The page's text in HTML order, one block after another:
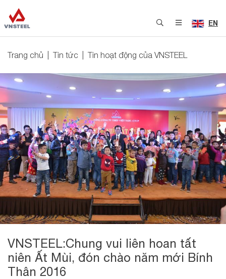
EN
Trang chủ Tin tức Tin hoạt động của VNSTEEL
VNSTEEL:Chung vui liên hoan tất
niên Ất Mùi, đón chào năm mới Bính
Thân 2016